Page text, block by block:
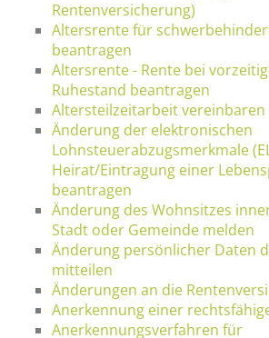
Rentenversicherung)
Altersrente für
beantragen
Altersrente - Rente bei
Ruhestand beantragen
Altersteilzeitarbeit vereinbaren
Änderung der elektronischen
Lohnsteuerabzugsmerkmale
Heirat/Eintragung einer
beantragen
Änderung des Wohnsitzes
Stadt oder Gemeinde melden
Änderung persönlicher Daten
mitteilen
Änderungen an die
Anerkennung einer
Anerkennungsverfahren für